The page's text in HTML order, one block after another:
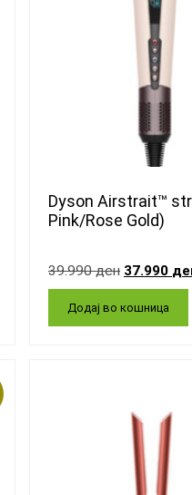
Dyson Airstrait™
Pink/Rose Gold)
39.990ден 37.990
Додај во кошница